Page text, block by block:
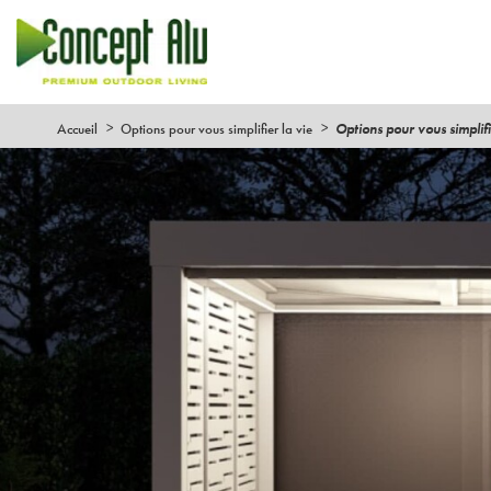
Accueil Options pour vous simplifier la vie Options pour vous